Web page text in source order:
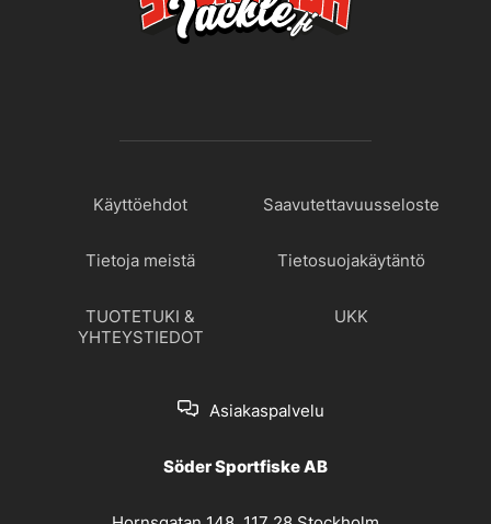
Käyttöehdot Saavutettavuusseloste
Tietoja meistä Tietosuojakäytäntö
TUOTETUKI &
YHTEYSTIEDOT
UKK
Asiakaspalvelu
Söder Sportfiske AB